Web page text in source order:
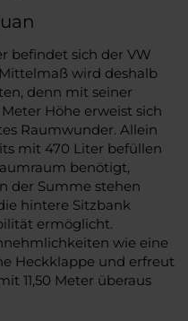
befindet sich der VW
wird deshalb
denn mit seiner
Höhe erweist sich
Raumwunder. Allein
mit 470 Liter befüllen
benötigt,
der Summe stehen
hintere Sitzbank
ermöglicht.
wie eine
Heckklappe und erfreut
11,50 Meter überaus